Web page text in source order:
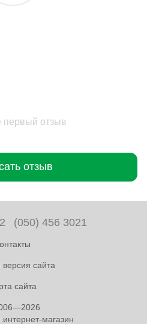
первый отзыв
отзыв
(050) 456 3021
сайта
сайта
магазин